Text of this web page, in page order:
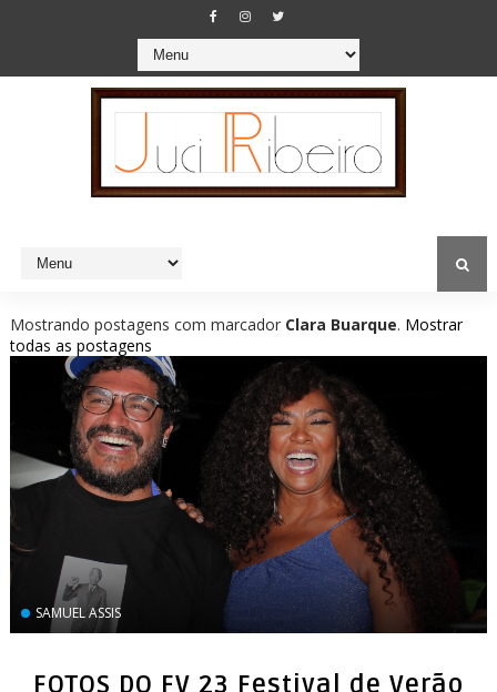
Mostrando postagens com marcador Clara Buarque. Mostrar
todas as postagens
SAMUEL ASSIS
FOTOS DO FV 23 Festival de Verão